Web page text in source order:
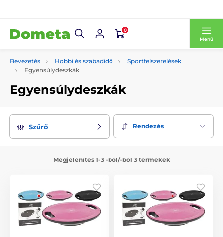
0
Menü
Bevezetés Hobbi és szabadidő
Sportfelszerelések
Egyensúlydeszkák
Egyensúlydeszkák
Szűrő Rendezés
Megjelenítés 1-3 -ból/-ből 3 termékek